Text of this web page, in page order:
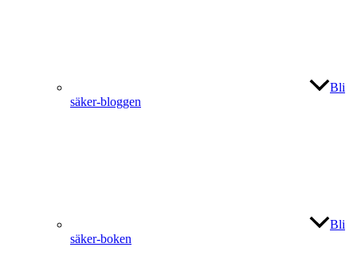
Bli
säker-bloggen
Bli
säker-boken